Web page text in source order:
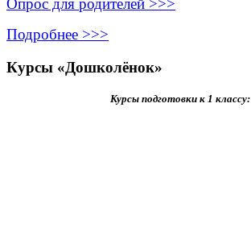
Опрос для родителей >>>
Подробнее >>>
Курсы «Дошколёнок»
Курсы подготовки к 1 классу: